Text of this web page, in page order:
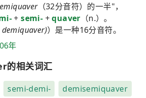
（32分音符）的一半"，
+semi- +quaver （n.）。
demiquaver)）是一种16分音符。
年
相关词汇
semi-demi- demisemiquaver